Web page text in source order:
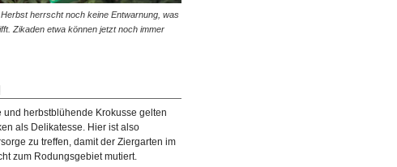
herrscht noch keine Entwarnung, was
Zikaden etwa können jetzt noch immer
und herbstblühende Krokusse gelten
als Delikatesse. Hier ist also
zu treffen, damit der Ziergarten im
zum Rodungsgebiet mutiert.